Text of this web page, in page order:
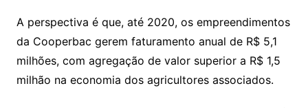
A perspectiva é que, até 2020, os empreendimentos
da Cooperbac gerem faturamento anual de R$ 5,1
milhões, com agregação de valor superior a R$ 1,5
milhão na economia dos agricultores associados.